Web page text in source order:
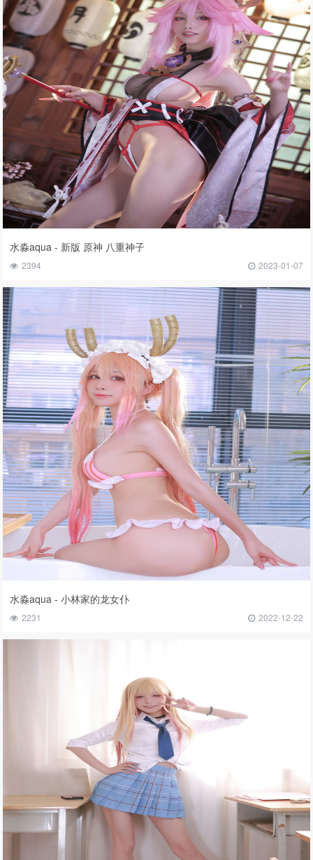
水淼aqua - 新版 原神 八重神子
2394 2023-01-07
水淼aqua - 小林家的龙女仆
2231 2022-12-22